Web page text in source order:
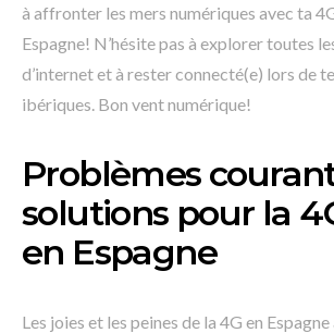
à affronter les mers numériques avec ta
Espagne! N’hésite pas à explorer toutes
d’internet et à rester connecté(e) lors de
ibériques. Bon vent numérique!
Problèmes
solutions pour la
en Espagne
Les joies et les peines de la 4G en